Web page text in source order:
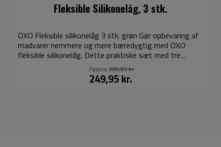
Fleksible Silikonelåg, 3 stk.
OXO Fleksible silikonelåg 3 stk. grøn Gør opbevaring af
madvarer nemmere og mere bæredygtig med OXO
fleksible silikonelåg. Dette praktiske sæt med tre
genanvendelige låg er designet til at skabe en tæt
forsegling på skåle, beholdere, glas og andre
køkkenredskaber, så dine madvarer holder sig friske
249,95 kr.
Førpris399,95 kr.